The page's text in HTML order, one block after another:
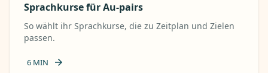
Sprachkurse für Au-pairs
So wählt ihr Sprachkurse, die zu Zeitplan und Zielen
passen.
6 MIN